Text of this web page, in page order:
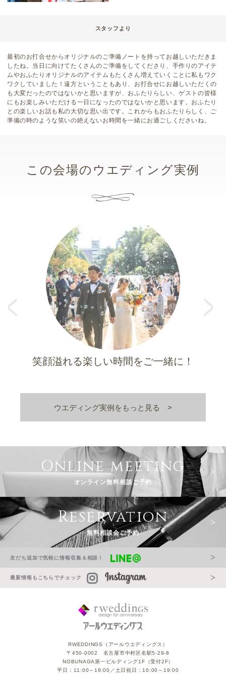
スタッフより
最初のお打合せからオリジナルのご準備ノートを持ってお越しいただきま
したね。当日に向けてたくさんのご準備をしてくださり、手作りのアイテ
ムやおふたりオリジナルのアイテムもたくさん増えていくことに私もワク
ワクしていました！遠方ということもあり、お打合せにお越しいただくの
も大変だったのではないかと思いますが、おふたりらしい、ゲストの皆様
にもお楽しみいただける一日になったのではないかと思います。おふたり
との楽しいお話も私の大切な思い出です。これからもおふたりらしく、ご
準備の時のような笑いの絶えないお時間を一緒にお過ごしくださいね。
この会場のウエディング実例
o
笑顔溢れる楽しい時間をご一緒に！
e
xt
ウエディング実例をもっと見る
Online meeting
オンライン無料相談ご予約
Reservation
無料相談会ご予約
友だち追加で気軽に情報収集＆相談！
最新情報もこちらでチェック
RWEDDINGS（アールウエディングス）
〒450-0002 名古屋市中村区名駅5-29-8
NOBUNAGA第一ビルディング1F（受付2F）
平日：11:00～19:00／土日祝日：10:00～19:00